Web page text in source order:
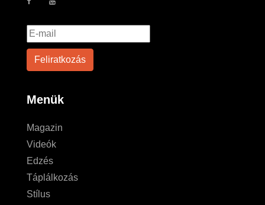
Menük
Magazin
Videók
Edzés
Táplálkozás
Stílus